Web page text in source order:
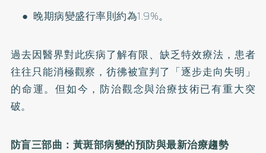
● 晚期病變盛行率則約為1.9%。
過去因醫界對此疾病了解有限、缺乏特效療法，患者
往往只能消極觀察，彷彿被宣判了「逐步走向失明」
的命運。但如今，防治觀念與治療技術已有重大突
破。
防盲三部曲：黃斑部病變的預防與最新治療趨勢